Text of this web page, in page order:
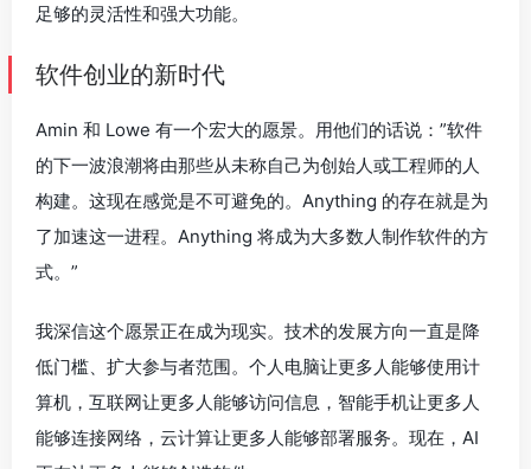
足够的灵活性和强大功能。
软件创业的新时代
Amin 和 Lowe 有一个宏大的愿景。用他们的话说：”软件
的下一波浪潮将由那些从未称自己为创始人或工程师的人
构建。这现在感觉是不可避免的。Anything 的存在就是为
了加速这一进程。Anything 将成为大多数人制作软件的方
式。”
我深信这个愿景正在成为现实。技术的发展方向一直是降
低门槛、扩大参与者范围。个人电脑让更多人能够使用计
算机，互联网让更多人能够访问信息，智能手机让更多人
能够连接网络，云计算让更多人能够部署服务。现在，AI